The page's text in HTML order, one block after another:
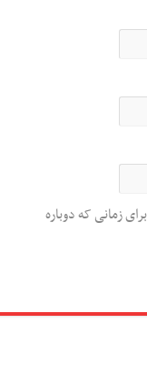
زمانی که دوباره